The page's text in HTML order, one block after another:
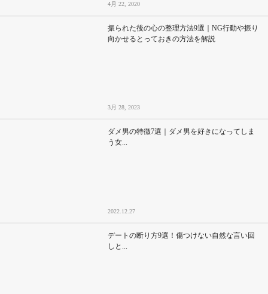
4月 22, 2020
振られた後の心の整理方法9選｜NG行動や振り
向かせるとっておきの方法を解説
3月 28, 2023
ダメ男の特徴7選｜ダメ男を好きになってしま
う女...
2022.12.27
デートの断り方9選！傷つけない自然な言い回
しと...